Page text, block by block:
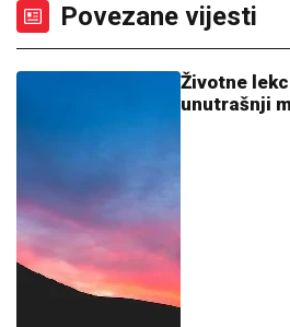
Povezane vijesti
Životne
unutrašnji